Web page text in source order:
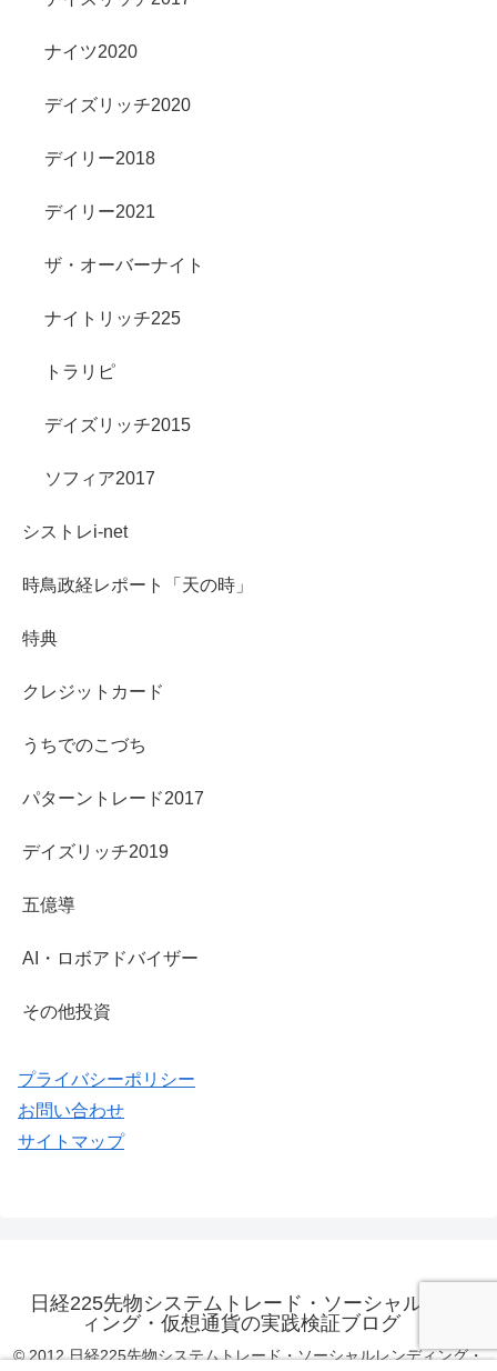
ナイツ2020
デイズリッチ2020
デイリー2018
デイリー2021
ザ・オーバーナイト
ナイトリッチ225
トラリピ
デイズリッチ2015
ソフィア2017
シストレi-net
時鳥政経レポート「天の時」
特典
クレジットカード
うちでのこづち
パターントレード2017
デイズリッチ2019
五億導
AI・ロボアドバイザー
その他投資
プライバシーポリシー
お問い合わせ
サイトマップ
日経225先物システムトレード・ソーシャルレンデ
ィング・仮想通貨の実践検証ブログ
© 2012 日経225先物システムトレード・ソーシャルレンディング・